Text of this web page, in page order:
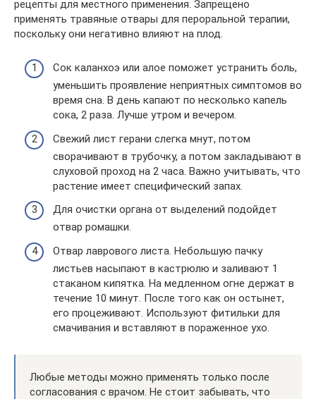
рецепты для местного применения. Запрещено
применять травяные отвары для пероральной терапии,
поскольку они негативно влияют на плод.
Сок каланхоэ или алое поможет устранить боль,
уменьшить проявление неприятных симптомов во
время сна. В день капают по несколько капель
сока, 2 раза. Лучше утром и вечером.
Свежий лист герани слегка мнут, потом
сворачивают в трубочку, а потом закладывают в
слуховой проход на 2 часа. Важно учитывать, что
растение имеет специфический запах.
Для очистки органа от выделений подойдет
отвар ромашки.
Отвар лаврового листа. Небольшую пачку
листьев насыпают в кастрюлю и заливают 1
стаканом кипятка. На медленном огне держат в
течение 10 минут. После того как он остынет,
его процеживают. Используют фитильки для
смачивания и вставляют в пораженное ухо.
Любые методы можно применять только после
согласования с врачом. Не стоит забывать, что